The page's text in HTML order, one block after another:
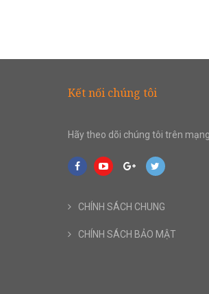
Kết nối chúng tôi
Hãy theo dõi chúng tôi trên
CHÍNH SÁCH CHUNG
CHÍNH SÁCH BẢO MẬT